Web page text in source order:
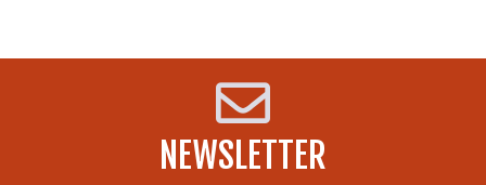
NEWSLETTER